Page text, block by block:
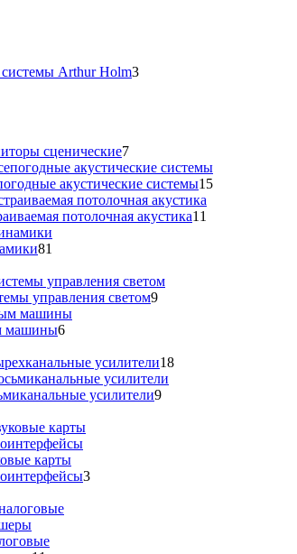
Arthur Holm3
сценические7
акустические системы15
потолочная акустика11
81
управления светом9
машины6
усилители18
усилители9
карты
3